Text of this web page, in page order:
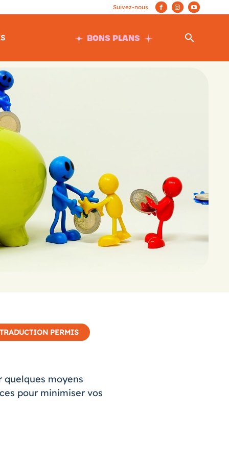
BONS PLANS
PERMIS
quelques moyens
pour minimiser vos